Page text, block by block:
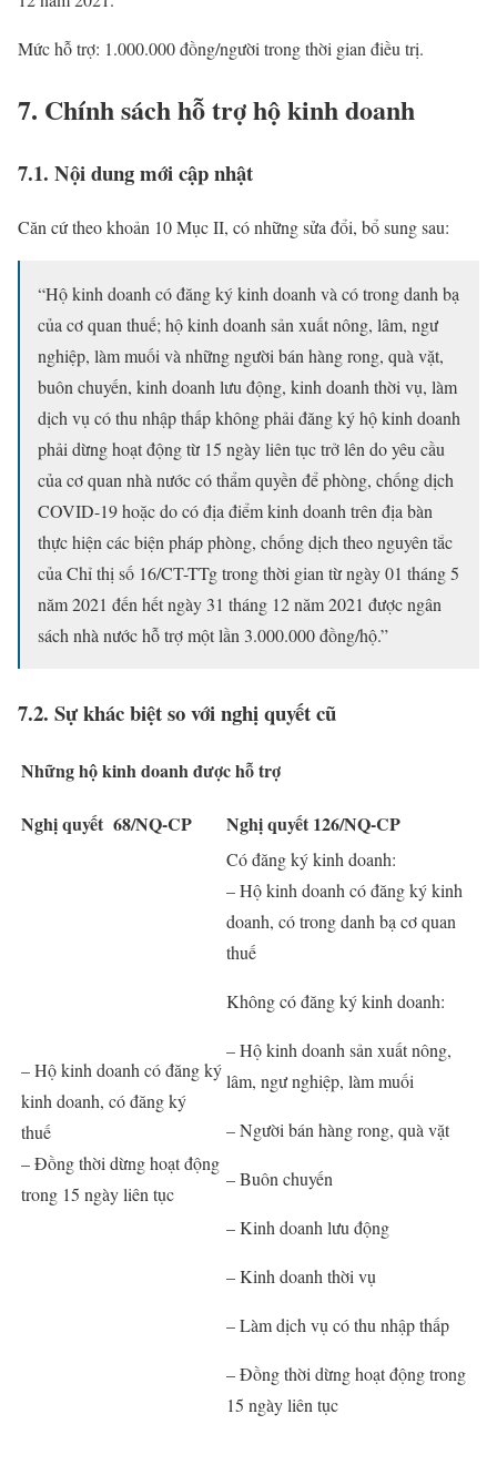
Mức hỗ trợ: 1.000.000 đồng/người trong thời gian điều trị.
7. Chính sách hỗ trợ hộ kinh doanh
7.1. Nội dung mới cập nhật
Căn cứ theo khoản 10 Mục II, có những sửa đổi, bổ sung sau:
“Hộ kinh doanh có đăng ký kinh doanh và có trong danh bạ
của cơ quan thuế; hộ kinh doanh sản xuất nông, lâm, ngư
nghiệp, làm muối và những người bán hàng rong, quà vặt,
buôn chuyến, kinh doanh lưu động, kinh doanh thời vụ, làm
dịch vụ có thu nhập thấp không phải đăng ký hộ kinh doanh
phải dừng hoạt động từ 15 ngày liên tục trở lên do yêu cầu
của cơ quan nhà nước có thẩm quyền để phòng, chống dịch
COVID-19 hoặc do có địa điểm kinh doanh trên địa bàn
thực hiện các biện pháp phòng, chống dịch theo nguyên tắc
của Chỉ thị số 16/CT-TTg trong thời gian từ ngày 01 tháng 5
năm 2021 đến hết ngày 31 tháng 12 năm 2021 được ngân
sách nhà nước hỗ trợ một lần 3.000.000 đồng/hộ.”
7.2. Sự khác biệt so với nghị quyết cũ
Những hộ kinh doanh được hỗ trợ
Nghị quyết 68/NQ-CP Nghị quyết 126/NQ-CP
– Hộ kinh doanh có đăng ký
kinh doanh, có đăng ký
thuế
– Đồng thời dừng hoạt động
trong 15 ngày liên tục
Có đăng ký kinh doanh:
– Hộ kinh doanh có đăng ký kinh
doanh, có trong danh bạ cơ quan
thuế
Không có đăng ký kinh doanh:
– Hộ kinh doanh sản xuất nông,
lâm, ngư nghiệp, làm muối
– Người bán hàng rong, quà vặt
– Buôn chuyến
– Kinh doanh lưu động
– Kinh doanh thời vụ
– Làm dịch vụ có thu nhập thấp
– Đồng thời dừng hoạt động trong
15 ngày liên tục